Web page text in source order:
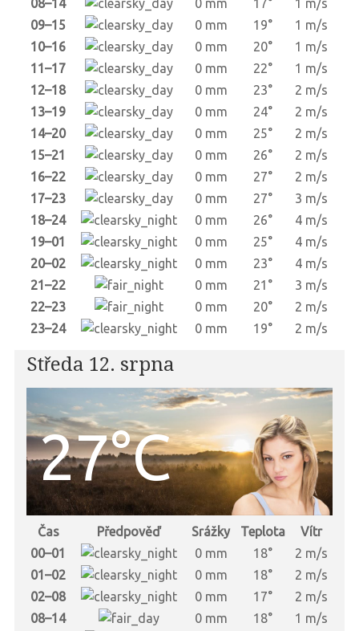
08–14 0 mm 17°
1 m/s
09–15
0 mm 19°
1 m/s
10–16
0 mm 20°
1 m/s
11–17
0 mm 22°
1 m/s
12–18
0 mm 23°
2 m/s
13–19
0 mm 24°
2 m/s
14–20
0 mm 25°
2 m/s
15–21
0 mm 26°
2 m/s
16–22
0 mm 27°
2 m/s
17–23
0 mm 27°
3 m/s
18–24
0 mm 26°
4 m/s
19–01
0 mm 25°
4 m/s
20–02
0 mm 23°
4 m/s
21–22
0 mm 21°
3 m/s
22–23
0 mm 20°
2 m/s
23–24
0 mm 19° 2 m/s
Středa 12. srpna
27°C
Čas Předpověď Srážky Teplota
Vítr
00–01
0 mm 18°
2 m/s
01–02
0 mm 18°
2 m/s
02–08
0 mm 17°
2 m/s
08–14
0 mm 18°
1 m/s